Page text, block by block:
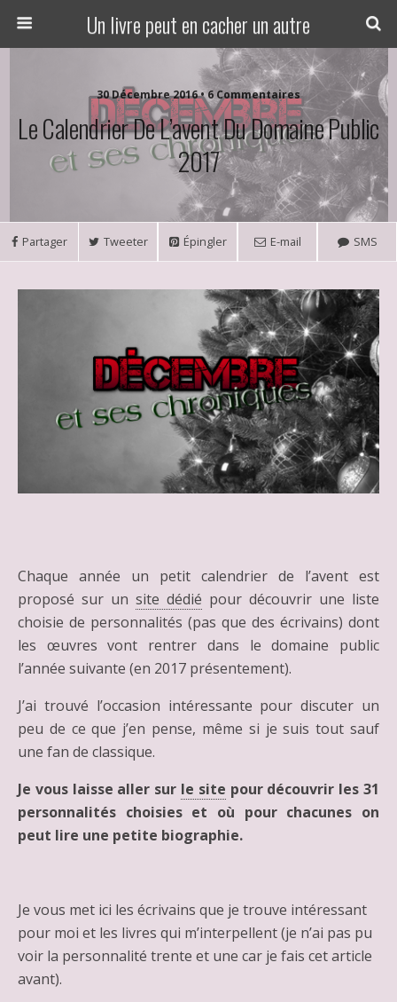
Un livre peut en cacher un autre
30 Décembre 2016 • 6 Commentaires
Le Calendrier De L’avent Du Domaine Public
2017
Partager Tweeter Épingler E-mail SMS
Chaque année un petit calendrier de l’avent est
proposé sur un site dédié pour découvrir une liste
choisie de personnalités (pas que des écrivains) dont
les œuvres vont rentrer dans le domaine public
l’année suivante (en 2017 présentement).
J’ai trouvé l’occasion intéressante pour discuter un
peu de ce que j’en pense, même si je suis tout sauf
une fan de classique.
Je vous laisse aller sur le site pour découvrir les 31
personnalités choisies et où pour chacunes on
peut lire une petite biographie.
Je vous met ici les écrivains que je trouve intéressant
pour moi et les livres qui m’interpellent (je n’ai pas pu
voir la personnalité trente et une car je fais cet article
avant).